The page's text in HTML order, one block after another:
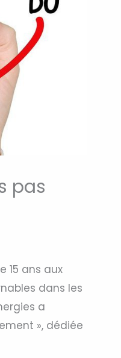
pas
15 ans aux
dans les
a
», dédiée